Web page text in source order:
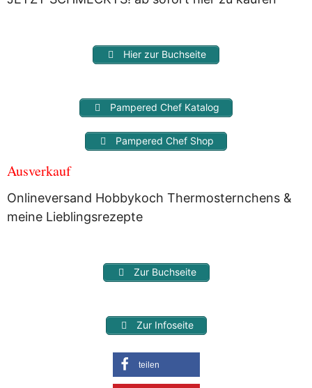
Hier zur Buchseite
Pampered Chef Katalog
Pampered Chef Shop
Ausverkauf
Onlineversand Hobbykoch Thermosternchens &
meine Lieblingsrezepte
Zur Buchseite
Zur Infoseite
teilen